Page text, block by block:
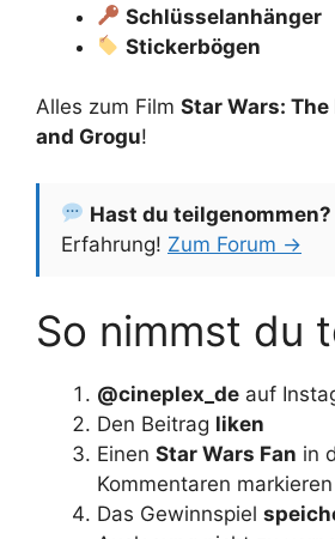
Schlüsselanhänger
Stickerbögen
Alles zum Film Star Wars:
and Grogu!
Hast du teilgenommen?
Erfahrung! Zum Forum →
So nimmst du
@cineplex_de auf
Den Beitrag liken
Einen Star Wars Fan in
Kommentaren markieren
Das Gewinnspiel